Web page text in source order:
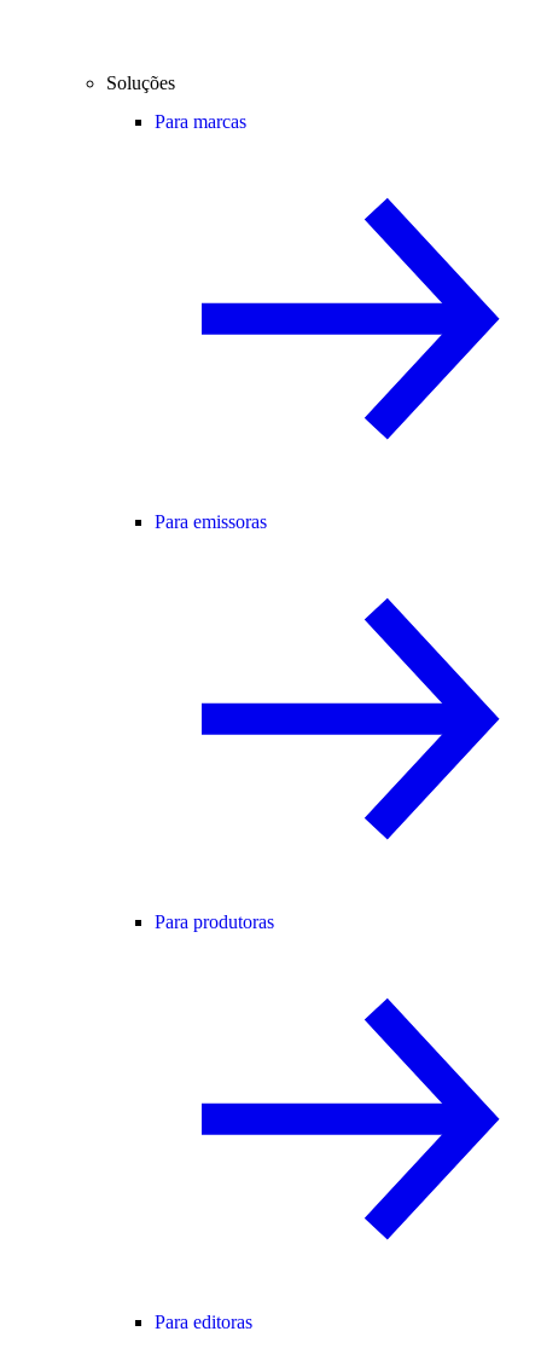
Soluções
Para marcas
Para emissoras
Para produtoras
Para editoras